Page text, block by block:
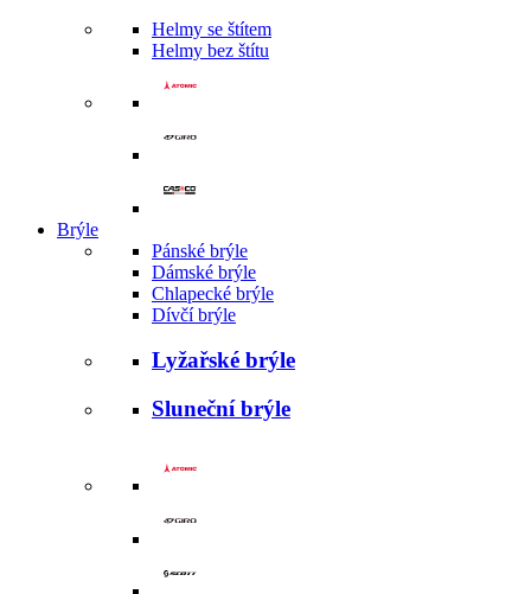
Helmy se štítem
Helmy bez štítu
Brýle
Pánské brýle
Dámské brýle
Chlapecké brýle
Dívčí brýle
Lyžařské brýle
Sluneční brýle